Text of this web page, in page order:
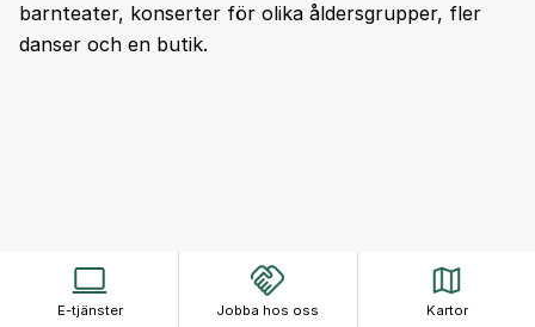
barnteater, konserter för olika åldersgrupper, fler
danser och en butik.
E-tjänster Jobba hos oss Kartor